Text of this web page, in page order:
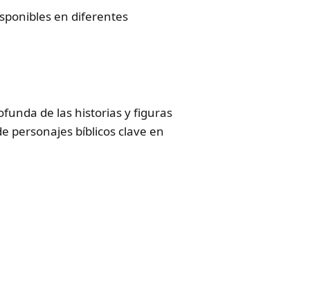
en diferentes
de las historias y figuras
personajes bíblicos clave en